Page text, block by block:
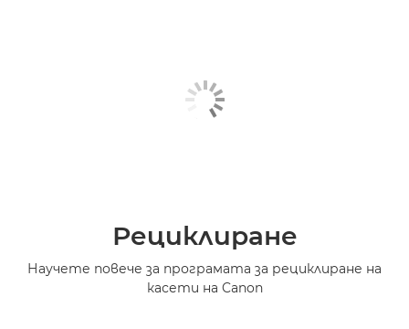
Рециклиране
Научете повече за програмата за рециклиране на
касети на Canon